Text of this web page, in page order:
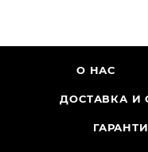
О НАС
ДОСТАВКА И